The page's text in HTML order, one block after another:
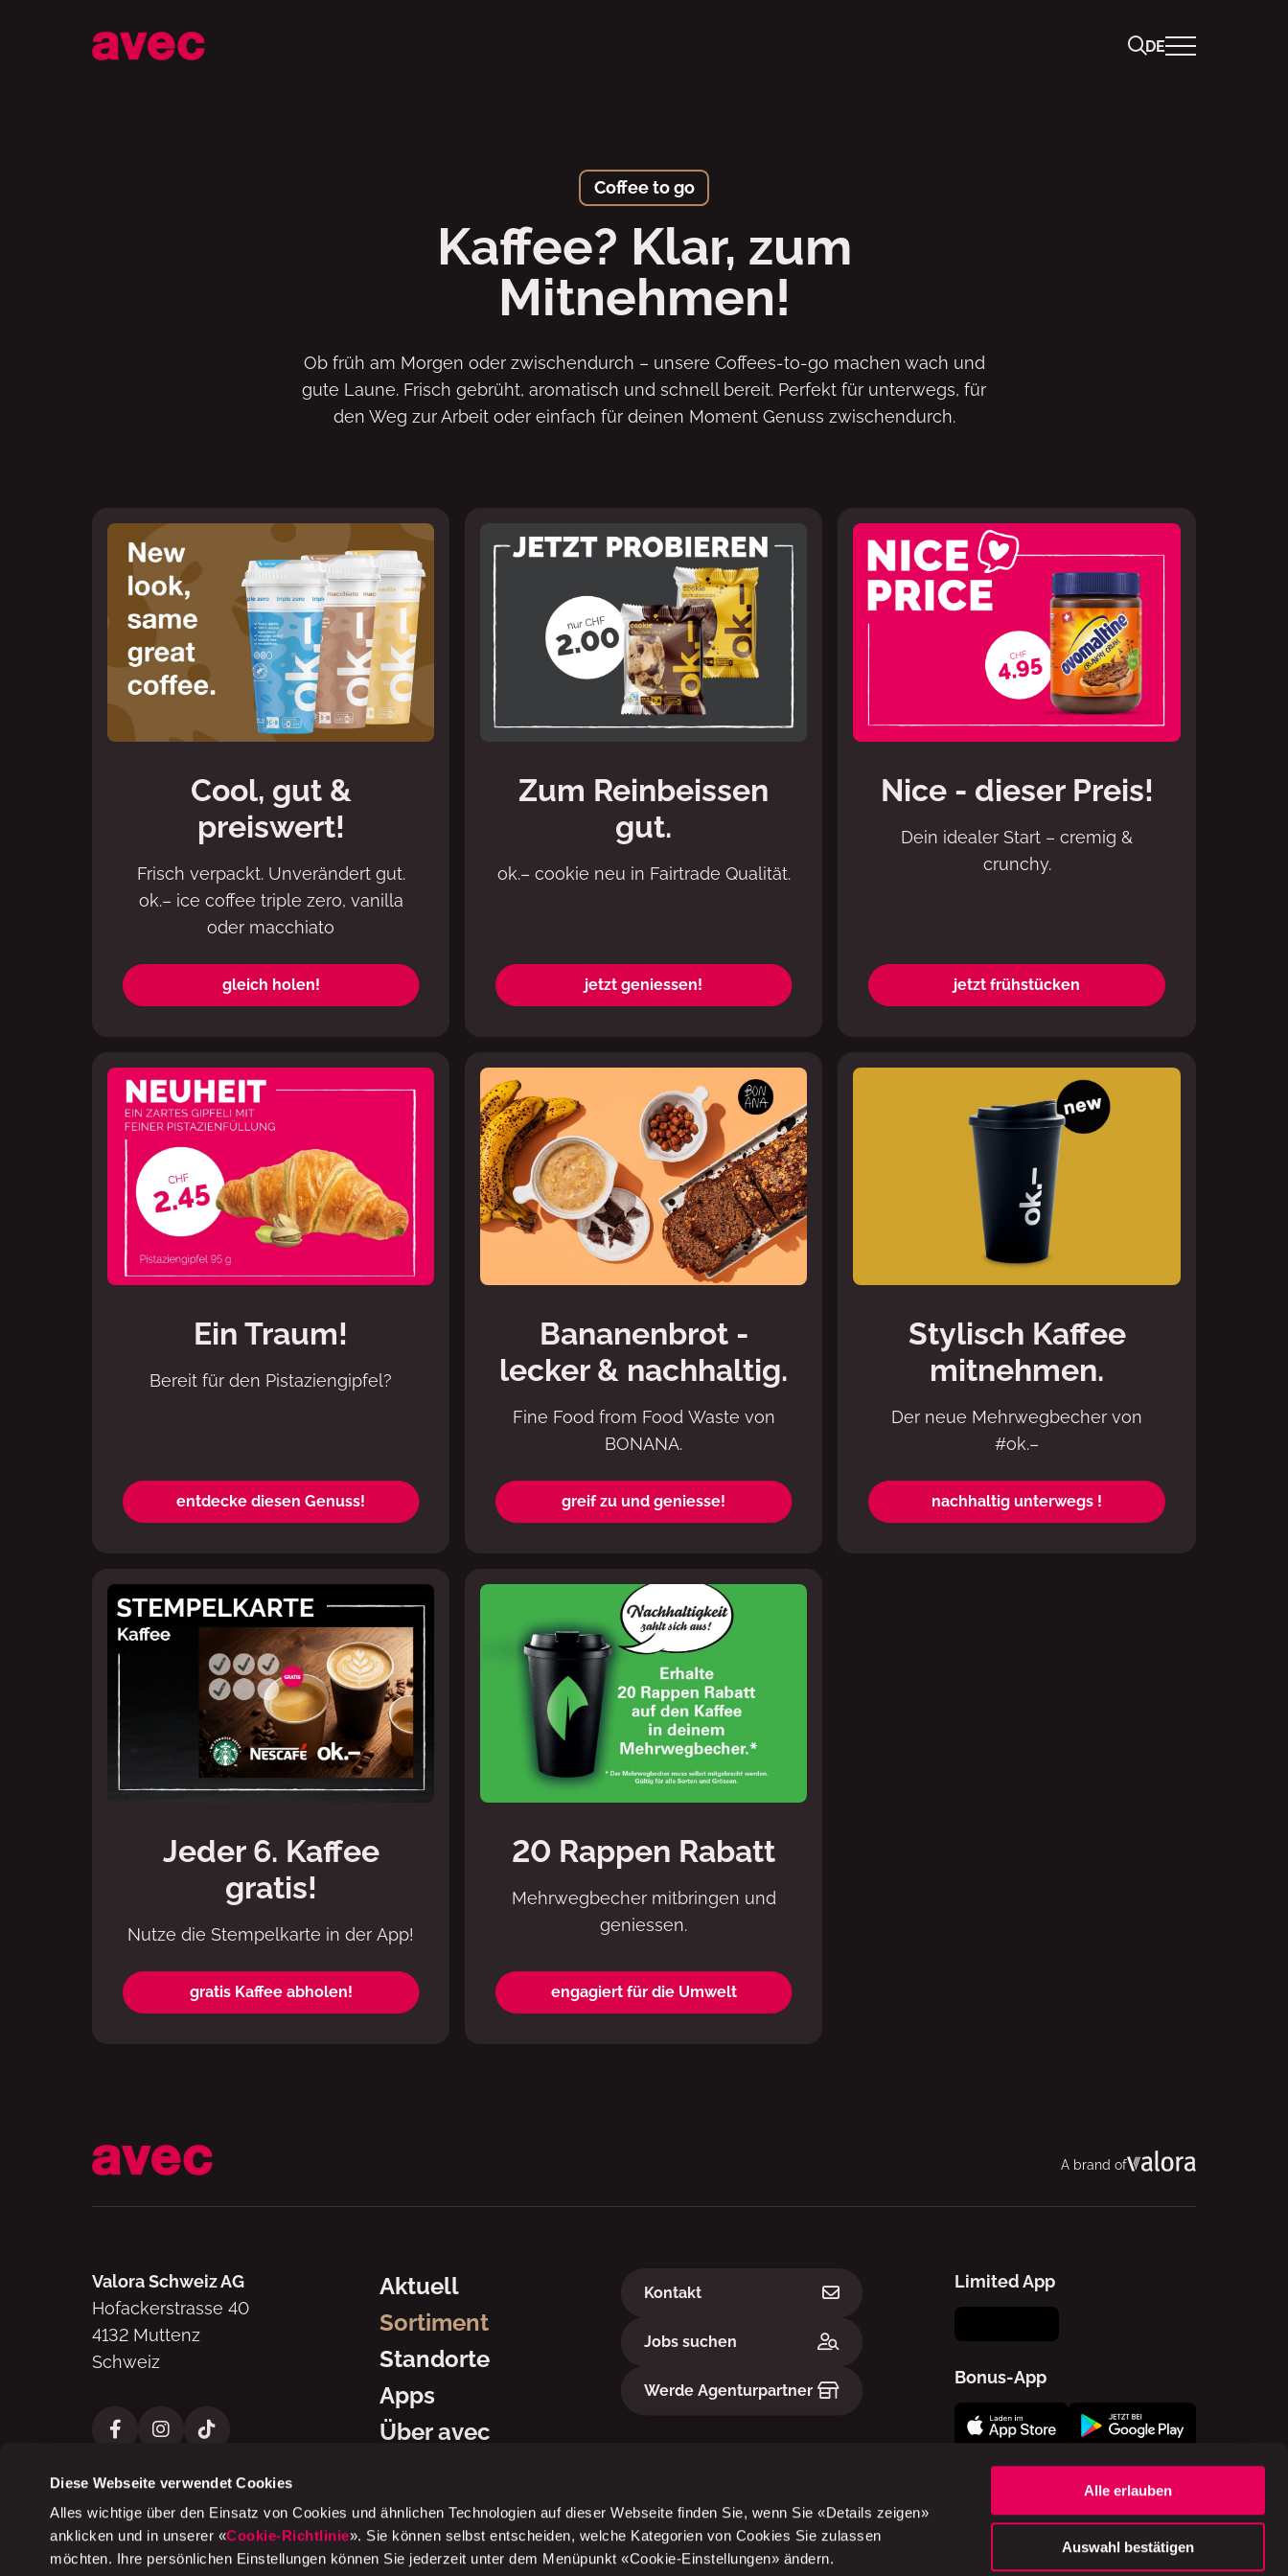
Diese Webseite verwendet Cookies
Alles wichtige über den Einsatz von Cookies und ähnlichen Technologien auf dieser Webseite finden Sie, wenn Sie «Details zeigen»
anklicken und in unserer «Cookie-Richtlinie». Sie können selbst entscheiden, welche Kategorien von Cookies Sie zulassen
möchten. Ihre persönlichen Einstellungen können Sie jederzeit unter dem Menüpunkt «Cookie-Einstellungen» ändern.
Alle erlauben
Auswahl bestätigen
DE
Coffee to go
Kaffee? Klar, zum
Mitnehmen!
Ob früh am Morgen oder zwischendurch – unsere Coffees-to-go machen wach und
gute Laune. Frisch gebrüht, aromatisch und schnell bereit. Perfekt für unterwegs, für
den Weg zur Arbeit oder einfach für deinen Moment Genuss zwischendurch.
Cool, gut &
preiswert!
Frisch verpackt. Unverändert gut.
ok.– ice coffee triple zero, vanilla
oder macchiato
gleich holen!
Zum Reinbeissen
gut.
ok.– cookie neu in Fairtrade Qualität.
jetzt geniessen!
Nice - dieser Preis!
Dein idealer Start – cremig &
crunchy.
jetzt frühstücken
Ein Traum!
Bereit für den Pistaziengipfel?
entdecke diesen Genuss!
Bananenbrot -
lecker & nachhaltig.
Fine Food from Food Waste von
BONANA.
greif zu und geniesse!
Stylisch Kaffee
mitnehmen.
Der neue Mehrwegbecher von
#ok.–
nachhaltig unterwegs !
Jeder 6. Kaffee
gratis!
Nutze die Stempelkarte in der App!
gratis Kaffee abholen!
20 Rappen Rabatt
Mehrwegbecher mitbringen und
geniessen.
engagiert für die Umwelt
A brand of
Valora Schweiz AG
Hofackerstrasse 40
4132 Muttenz
Schweiz
Navigation
Aktuell
Sortiment
Standorte
Apps
Über avec
Kontakt
Jobs suchen
Werde Agenturpartner
Limited App
Bonus-App
2026 © Valora Schweiz AG DatenschutzNutzungsbedingungen Cookie-Einstellungen